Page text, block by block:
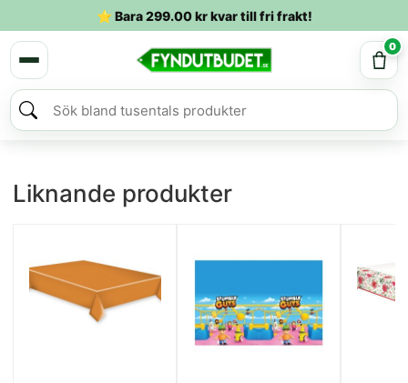
⭐ Bara299.00krkvar till fri frakt!
0
Liknande produkter